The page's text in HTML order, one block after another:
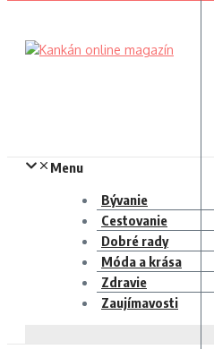
Menu
Bývanie
Cestovanie
Dobré rady
Móda a krása
Zdravie
Zaujímavosti